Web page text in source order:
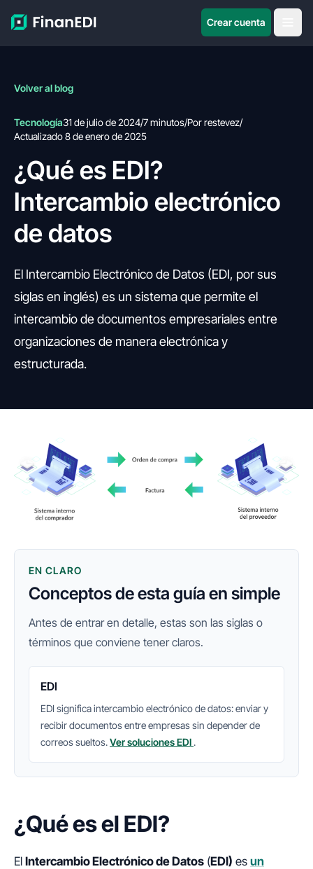
Crear cuenta
Volver al blog
Tecnología31 de julio de 2024/7 minutos/Por restevez/
Actualizado 8 de enero de 2025
¿Qué es EDI?
Intercambio electrónico
de datos
El Intercambio Electrónico de Datos (EDI, por sus
siglas en inglés) es un sistema que permite el
intercambio de documentos empresariales entre
organizaciones de manera electrónica y
estructurada.
EN CLARO
Conceptos de esta guía en simple
Antes de entrar en detalle, estas son las siglas o
términos que conviene tener claros.
EDI
EDI significa intercambio electrónico de datos: enviar y
recibir documentos entre empresas sin depender de
correos sueltos.Ver soluciones EDI .
¿Qué es el EDI?
El Intercambio Electrónico de Datos (EDI) es un